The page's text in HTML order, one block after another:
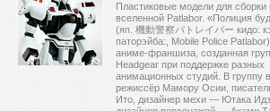
Пластиковые модели для сборки
вселенной Patlabor. «Полиция
(яп. 機動警察パトレイバー кидо:
паторэйба:, Mobile Police
аниме-франшиза, созданная
Headgear при поддержке разных
анимационных студий. В группу
режиссёр Мамору Осии,
Ито, дизайнер мехи — Ютака